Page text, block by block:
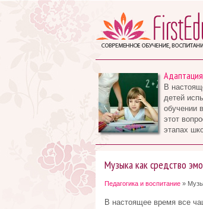
В
детей
обучении
этот
этапах
Музыка как средство
Педагогика и воспитание»
В настоящее время все